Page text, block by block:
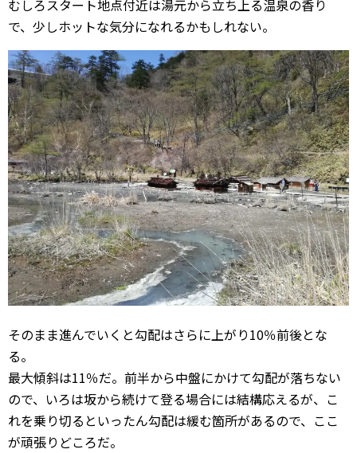
むしろスタート地点付近は湯元から立ち上る温泉の香り
で、少しホットな気分になれるかもしれない。
そのまま進んでいくと勾配はさらに上がり10％前後とな
る。
最大傾斜は11％だ。前半から中盤にかけて勾配が落ちない
ので、いろは坂から続けて登る場合には結構応えるが、こ
れを乗り切るといったん勾配は緩む箇所があるので、ここ
が頑張りどころだ。